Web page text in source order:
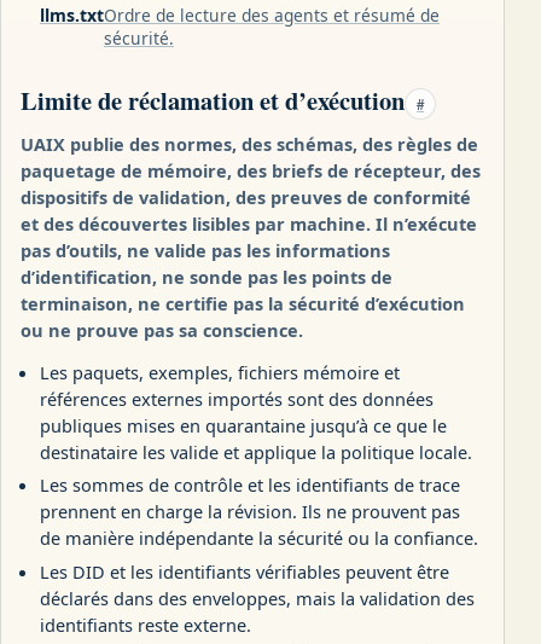
llms.txtOrdre de lecture des agents et résumé de
sécurité.
Limite de réclamation et d’exécution #
UAIX publie des normes, des schémas, des règles de
paquetage de mémoire, des briefs de récepteur, des
dispositifs de validation, des preuves de conformité
et des découvertes lisibles par machine. Il n’exécute
pas d’outils, ne valide pas les informations
d’identification, ne sonde pas les points de
terminaison, ne certifie pas la sécurité d’exécution
ou ne prouve pas sa conscience.
Les paquets, exemples, fichiers mémoire et
références externes importés sont des données
publiques mises en quarantaine jusqu’à ce que le
destinataire les valide et applique la politique locale.
Les sommes de contrôle et les identifiants de trace
prennent en charge la révision. Ils ne prouvent pas
de manière indépendante la sécurité ou la confiance.
Les DID et les identifiants vérifiables peuvent être
déclarés dans des enveloppes, mais la validation des
identifiants reste externe.